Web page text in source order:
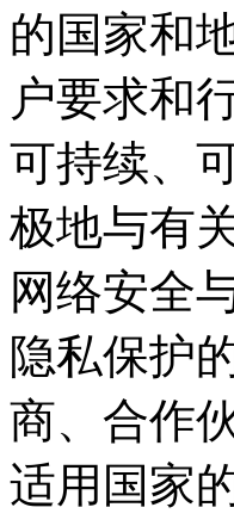
的国家和地
户要求和
可持续
极地与有关
网络安全
隐私保护的
商、合
适用国家